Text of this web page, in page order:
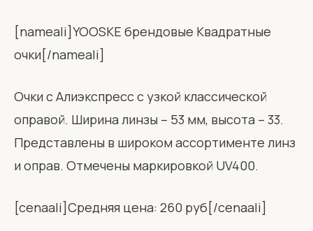
[nameali]YOOSKE брендовые Квадратные
очки[/nameali]
Очки с Алиэкспресс с узкой классической
оправой. Ширина линзы – 53 мм, высота – 33.
Представлены в широком ассортименте линз
и оправ. Отмечены маркировкой UV400.
[cenaali]Средняя цена: 260 руб[/cenaali]